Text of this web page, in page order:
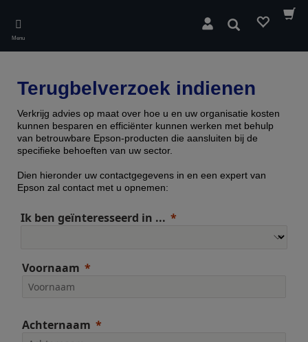
main
content
Menu
Zoeken
Terugbelverzoek indienen
Verkrijg advies op maat over hoe u en uw organisatie kosten
kunnen besparen en efficiënter kunnen werken met behulp
van betrouwbare Epson-producten die aansluiten bij de
specifieke behoeften van uw sector.
Dien hieronder uw contactgegevens in en een expert van
Epson zal contact met u opnemen:
Ik ben geïnteresseerd in ...
Voornaam
Achternaam